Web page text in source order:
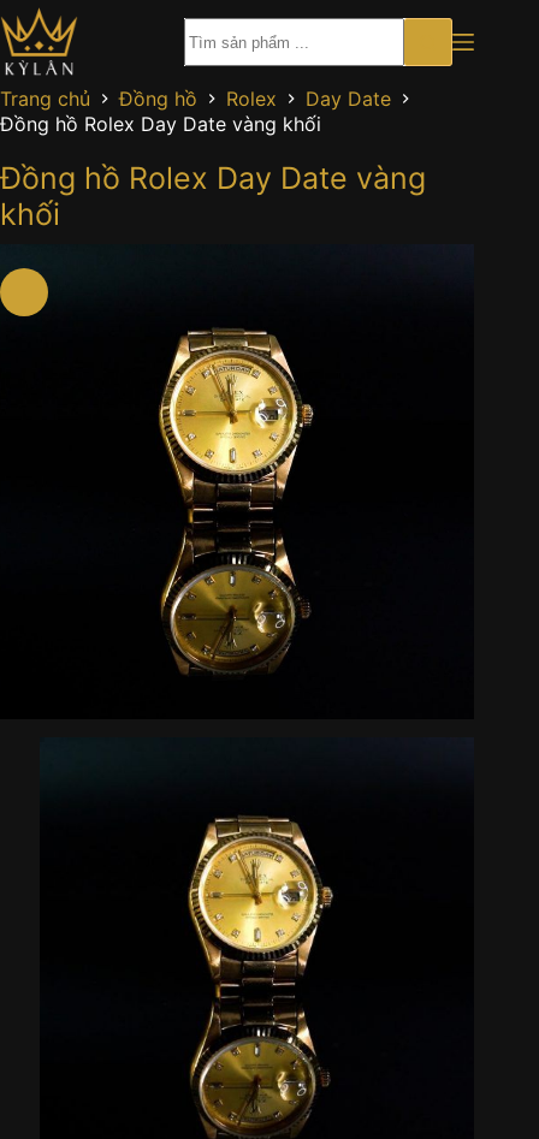
Chuyển
đến
phần
nội
dung
Trang chủ Đồng hồ Rolex
Day Date
Đồng hồ Rolex Day Date vàng khối
Đồng hồ Rolex Day Date vàng
khối